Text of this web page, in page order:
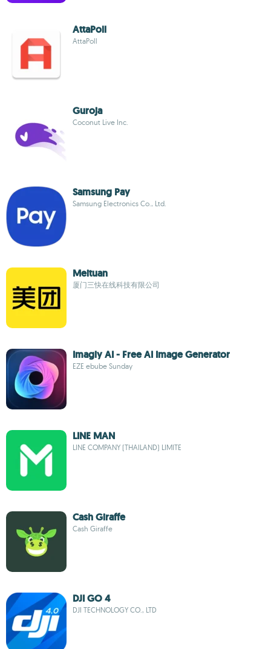
AttaPoll
AttaPoll
Guroja
Coconut Live Inc.
Samsung Pay
Samsung Electronics Co., Ltd.
Meituan
厦门三快在线科技有限公司
Imagly AI - Free AI Image Generator
EZE ebube Sunday
LINE MAN
LINE COMPANY (THAILAND) LIMITE
Cash Giraffe
Cash Giraffe
DJI GO 4
DJI TECHNOLOGY CO., LTD